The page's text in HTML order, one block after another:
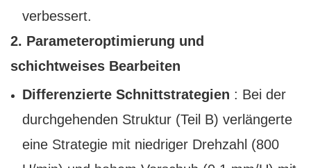
verbessert.
2. Parameteroptimierung und
schichtweises Bearbeiten
Differenzierte Schnittstrategien : Bei der
durchgehenden Struktur (Teil B) verlängerte
eine Strategie mit niedriger Drehzahl (800